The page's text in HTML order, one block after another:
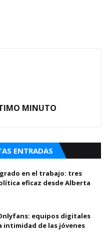
MINUTO
ENTRADAS
en el trabajo: tres
eficaz desde Alberta
equipos digitales
intimidad de las jóvenes